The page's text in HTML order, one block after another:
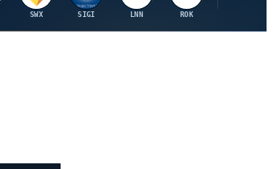
SWX SIGI LNN ROK